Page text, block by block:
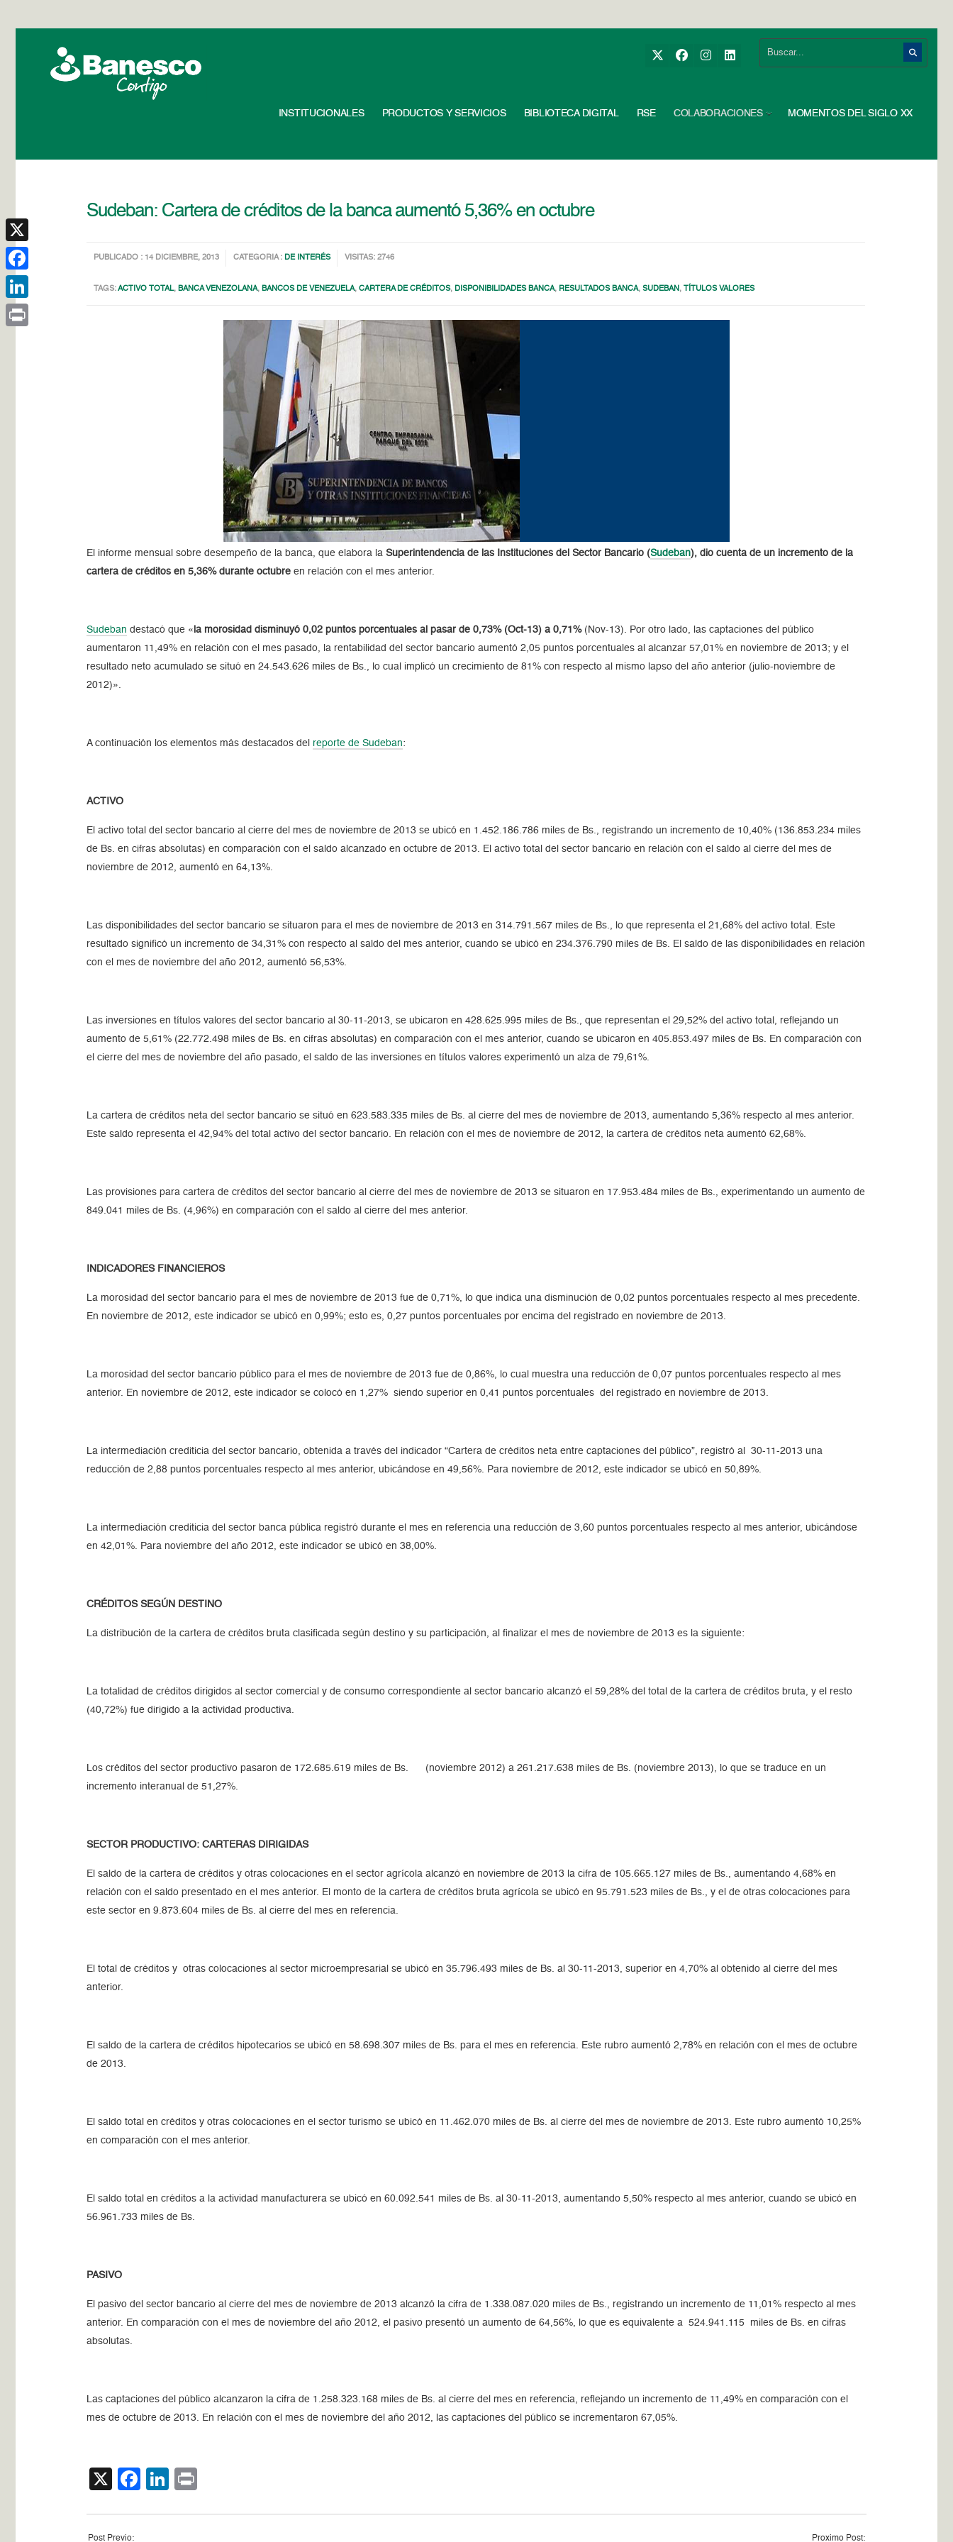
INSTITUCIONALES PRODUCTOS Y SERVICIOS BIBLIOTECA DIGITAL RSE COLABORACIONES MOMENTOS DEL SIGLO XX
Sudeban: Cartera de créditos de la banca aumentó 5,36% en octubre
PUBLICADO : 14 DICIEMBRE, 2013 CATEGORIA : DE INTERÉS VISITAS: 2746
TAGS:ACTIVO TOTAL, BANCA VENEZOLANA, BANCOS DE VENEZUELA,CARTERA DE CRÉDITOS, DISPONIBILIDADES BANCA, RESULTADOS BANCA,SUDEBAN , TÍTULOS VALORES
El informe mensual sobre desempeño de la banca, que elabora la Superintendencia de las Instituciones del Sector Bancario (Sudeban), dio cuenta de un incremento de la
cartera de créditos en 5,36% durante octubre en relación con el mes anterior.
Sudeban destacó que « la morosidad disminuyó 0,02 puntos porcentuales al pasar de 0,73% (Oct-13) a 0,71%(Nov-13). Por otro lado, las captaciones del público
aumentaron 11,49% en relación con el mes pasado, la rentabilidad del sector bancario aumentó 2,05 puntos porcentuales al alcanzar 57,01% en noviembre de 2013; y el
resultado neto acumulado se situó en 24.543.626 miles de Bs., lo cual implicó un crecimiento de 81% con respecto al mismo lapso del año anterior (julio-noviembre de
2012)».
A continuación los elementos más destacados del reporte de Sudeban:
ACTIVO
El activo total del sector bancario al cierre del mes de noviembre de 2013 se ubicó en 1.452.186.786 miles de Bs., registrando un incremento de 10,40% (136.853.234 miles
de Bs. en cifras absolutas) en comparación con el saldo alcanzado en octubre de 2013. El activo total del sector bancario en relación con el saldo al cierre del mes de
noviembre de 2012, aumentó en 64,13%.
Las disponibilidades del sector bancario se situaron para el mes de noviembre de 2013 en 314.791.567 miles de Bs., lo que representa el 21,68% del activo total. Este
resultado significó un incremento de 34,31% con respecto al saldo del mes anterior, cuando se ubicó en 234.376.790 miles de Bs. El saldo de las disponibilidades en relación
con el mes de noviembre del año 2012, aumentó 56,53%.
Las inversiones en títulos valores del sector bancario al 30-11-2013, se ubicaron en 428.625.995 miles de Bs., que representan el 29,52% del activo total, reflejando un
aumento de 5,61% (22.772.498 miles de Bs. en cifras absolutas) en comparación con el mes anterior, cuando se ubicaron en 405.853.497 miles de Bs. En comparación con
el cierre del mes de noviembre del año pasado, el saldo de las inversiones en títulos valores experimentó un alza de 79,61%.
La cartera de créditos neta del sector bancario se situó en 623.583.335 miles de Bs. al cierre del mes de noviembre de 2013, aumentando 5,36% respecto al mes anterior.
Este saldo representa el 42,94% del total activo del sector bancario. En relación con el mes de noviembre de 2012, la cartera de créditos neta aumentó 62,68%.
Las provisiones para cartera de créditos del sector bancario al cierre del mes de noviembre de 2013 se situaron en 17.953.484 miles de Bs., experimentando un aumento de
849.041 miles de Bs. (4,96%) en comparación con el saldo al cierre del mes anterior.
INDICADORES FINANCIEROS
La morosidad del sector bancario para el mes de noviembre de 2013 fue de 0,71%, lo que indica una disminución de 0,02 puntos porcentuales respecto al mes precedente.
En noviembre de 2012, este indicador se ubicó en 0,99%; esto es, 0,27 puntos porcentuales por encima del registrado en noviembre de 2013.
La morosidad del sector bancario público para el mes de noviembre de 2013 fue de 0,86%, lo cual muestra una reducción de 0,07 puntos porcentuales respecto al mes
anterior. En noviembre de 2012, este indicador se colocó en 1,27% siendo superior en 0,41 puntos porcentuales del registrado en noviembre de 2013.
La intermediación crediticia del sector bancario, obtenida a través del indicador “Cartera de créditos neta entre captaciones del público”, registró al 30-11-2013 una
reducción de 2,88 puntos porcentuales respecto al mes anterior, ubicándose en 49,56%. Para noviembre de 2012, este indicador se ubicó en 50,89%.
La intermediación crediticia del sector banca pública registró durante el mes en referencia una reducción de 3,60 puntos porcentuales respecto al mes anterior, ubicándose
en 42,01%. Para noviembre del año 2012, este indicador se ubicó en 38,00%.
CRÉDITOS SEGÚN DESTINO
La distribución de la cartera de créditos bruta clasificada según destino y su participación, al finalizar el mes de noviembre de 2013 es la siguiente:
La totalidad de créditos dirigidos al sector comercial y de consumo correspondiente al sector bancario alcanzó el 59,28% del total de la cartera de créditos bruta, y el resto
(40,72%) fue dirigido a la actividad productiva.
Los créditos del sector productivo pasaron de 172.685.619 miles de Bs. (noviembre 2012) a 261.217.638 miles de Bs. (noviembre 2013), lo que se traduce en un
incremento interanual de 51,27%.
SECTOR PRODUCTIVO: CARTERAS DIRIGIDAS
El saldo de la cartera de créditos y otras colocaciones en el sector agrícola alcanzó en noviembre de 2013 la cifra de 105.665.127 miles de Bs., aumentando 4,68% en
relación con el saldo presentado en el mes anterior. El monto de la cartera de créditos bruta agrícola se ubicó en 95.791.523 miles de Bs., y el de otras colocaciones para
este sector en 9.873.604 miles de Bs. al cierre del mes en referencia.
El total de créditos y otras colocaciones al sector microempresarial se ubicó en 35.796.493 miles de Bs. al 30-11-2013, superior en 4,70% al obtenido al cierre del mes
anterior.
El saldo de la cartera de créditos hipotecarios se ubicó en 58.698.307 miles de Bs. para el mes en referencia. Este rubro aumentó 2,78% en relación con el mes de octubre
de 2013.
El saldo total en créditos y otras colocaciones en el sector turismo se ubicó en 11.462.070 miles de Bs. al cierre del mes de noviembre de 2013. Este rubro aumentó 10,25%
en comparación con el mes anterior.
El saldo total en créditos a la actividad manufacturera se ubicó en 60.092.541 miles de Bs. al 30-11-2013, aumentando 5,50% respecto al mes anterior, cuando se ubicó en
56.961.733 miles de Bs.
PASIVO
El pasivo del sector bancario al cierre del mes de noviembre de 2013 alcanzó la cifra de 1.338.087.020 miles de Bs., registrando un incremento de 11,01% respecto al mes
anterior. En comparación con el mes de noviembre del año 2012, el pasivo presentó un aumento de 64,56%, lo que es equivalente a 524.941.115 miles de Bs. en cifras
absolutas.
Las captaciones del público alcanzaron la cifra de 1.258.323.168 miles de Bs. al cierre del mes en referencia, reflejando un incremento de 11,49% en comparación con el
mes de octubre de 2013. En relación con el mes de noviembre del año 2012, las captaciones del público se incrementaron 67,05%.
X Facebook
LinkedIn
Post Previo: Proximo Post:
X
Facebook
LinkedIn